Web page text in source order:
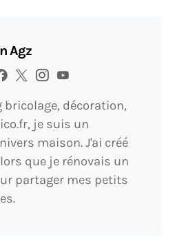
Agz
bricolage, décoration,
je suis un
maison. J'ai créé
que je rénovais un
partager mes petits